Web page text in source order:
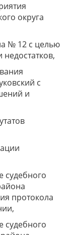
округа
№ 12 с целью
с
и
судебного
протокола
судебного